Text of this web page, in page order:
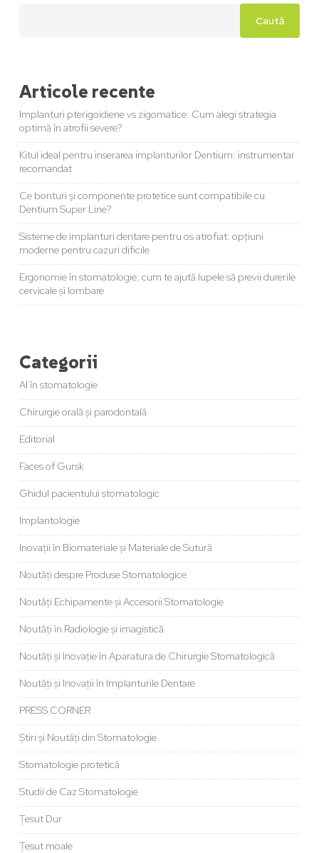
Caută
Articole recente
Implanturi pterigoidiene vs zigomatice: Cum alegi strategia
optimă în atrofii severe?
Kitul ideal pentru inserarea implanturilor Dentium: instrumentar
recomandat
Ce bonturi și componente protetice sunt compatibile cu
Dentium Super Line?
Sisteme de implanturi dentare pentru os atrofiat: opțiuni
moderne pentru cazuri dificile
Ergonomie în stomatologie: cum te ajută lupele să previi durerile
cervicale și lombare
Categorii
AI în stomatologie
Chirurgie orală și parodontală
Editorial
Faces of Gursk
Ghidul pacientului stomatologic
Implantologie
Inovații în Biomateriale și Materiale de Sutură
Noutăți despre Produse Stomatologice
Noutăți Echipamente și Accesorii Stomatologie
Noutăți în Radiologie și imagistică
Noutăți și Inovație în Aparatura de Chirurgie Stomatologică
Noutăți și Inovații în Implanturile Dentare
PRESS CORNER
Știri și Noutăți din Stomatologie
Stomatologie protetică
Studii de Caz Stomatologie
Țesut Dur
Țesut moale